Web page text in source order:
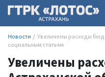
Новости
Увеличены расходы
социальным статьям
Увеличены